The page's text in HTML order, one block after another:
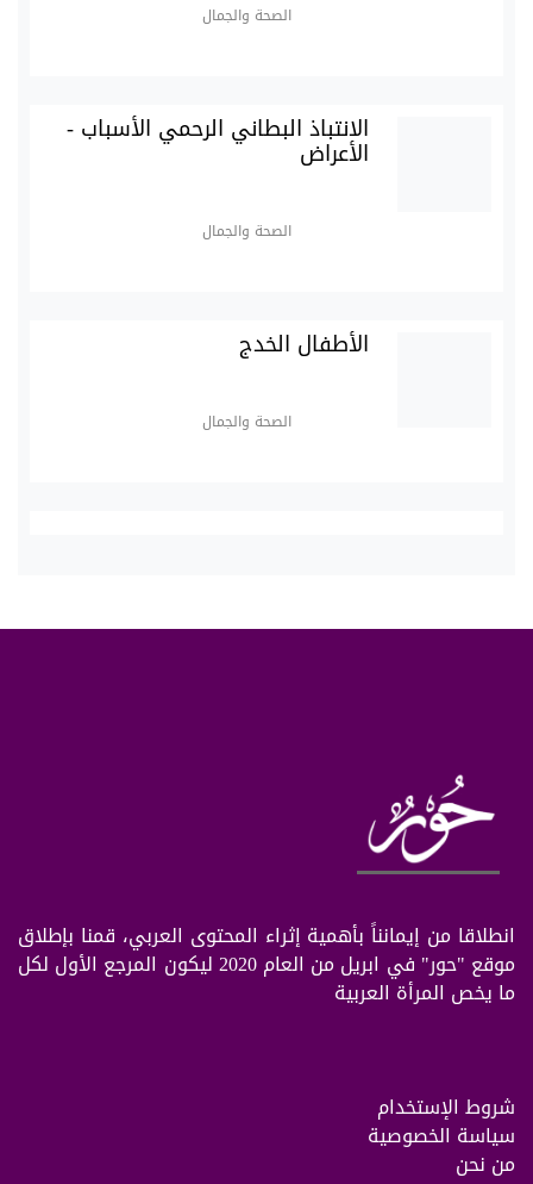
الصحة والجمال
الانتباذ البطاني الرحمي الأسباب -
الأعراض
الصحة والجمال
الأطفال الخدج
الصحة والجمال
انطلاقا من إيمانناً بأهمية إثراء المحتوى العربي، قمنا بإطلاق
موقع "حور" في ابريل من العام 2020 ليكون المرجع الأول لكل
ما يخص المرأة العربية
شروط الإستخدام
سياسة الخصوصية
من نحن